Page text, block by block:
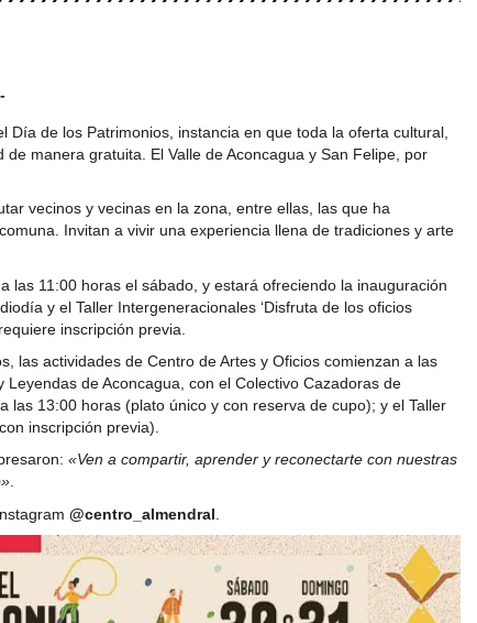
de los Patrimonios, instancia en que toda la oferta cultural,
manera gratuita. El Valle de Aconcagua y San Felipe, por
vecinos y vecinas en la zona, entre ellas, las que ha
Invitan a vivir una experiencia llena de tradiciones y arte
las 11:00 horas el sábado, y estará ofreciendo la inauguración
y el Taller Intergeneracionales ‘Disfruta de los oficios
inscripción previa.
las actividades de Centro de Artes y Oficios comienzan a las
de Aconcagua, con el Colectivo Cazadoras de
las 13:00 horas (plato único y con reserva de cupo); y el Taller
inscripción previa).
«Ven a compartir, aprender y reconectarte con nuestras
.
@centro_almendral